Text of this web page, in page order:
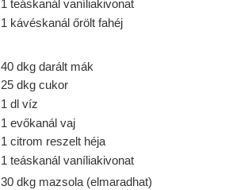
1 teáskanál vaníliakivonat
1 kávéskanál őrölt fahéj
40 dkg darált mák
25 dkg cukor
1 dl víz
1 evőkanál vaj
1 citrom reszelt héja
1 teáskanál vaníliakivonat
30 dkg mazsola (elmaradhat)